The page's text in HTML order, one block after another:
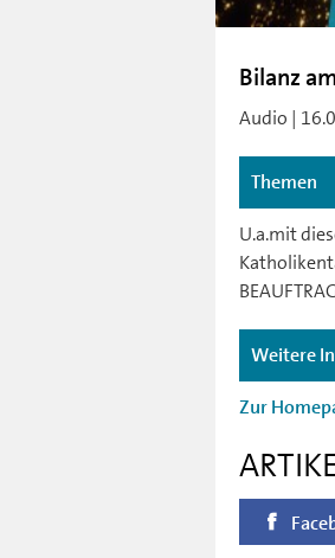
Bilanz
Audio |
Themen
U.a.mit
Weitere
Zur